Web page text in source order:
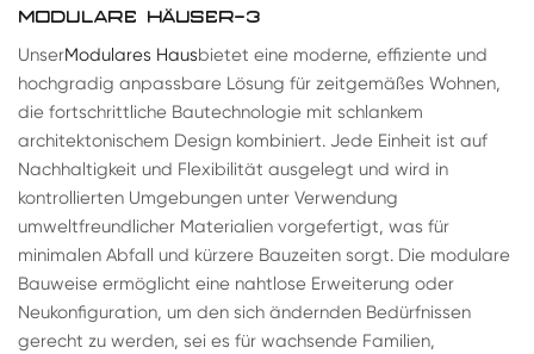
MODULARE HÄUSER-3
UnserModulares Hausbietet eine moderne, effiziente und
hochgradig anpassbare Lösung für zeitgemäßes Wohnen,
die fortschrittliche Bautechnologie mit schlankem
architektonischem Design kombiniert. Jede Einheit ist auf
Nachhaltigkeit und Flexibilität ausgelegt und wird in
kontrollierten Umgebungen unter Verwendung
umweltfreundlicher Materialien vorgefertigt, was für
minimalen Abfall und kürzere Bauzeiten sorgt. Die modulare
Bauweise ermöglicht eine nahtlose Erweiterung oder
Neukonfiguration, um den sich ändernden Bedürfnissen
gerecht zu werden, sei es für wachsende Familien,